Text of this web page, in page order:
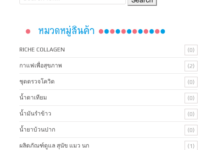
RICHE COLLAGEN (0)
กาแฟเพื่อสุขภาพ (2)
ชุดตรวจโควิด (0)
น้ำตาเทียม (0)
น้ำมันรำข้าว (0)
น้ำยาบ้วนปาก (0)
ผลิตภัณฑ์ดูแล สุนัข แมว นก (1)